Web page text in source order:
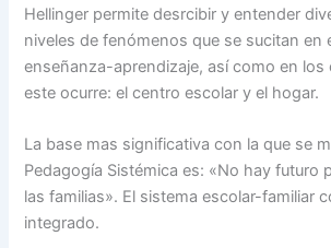
Hellinger permite desrcibir y entender
niveles de fenómenos que se sucitan en
enseñanza-aprendizaje, así como en
este ocurre: el centro escolar y el hogar.
La base mas significativa con la que se
Pedagogía Sistémica es: «No hay futuro
las familias». El sistema escolar-familiar
integrado.